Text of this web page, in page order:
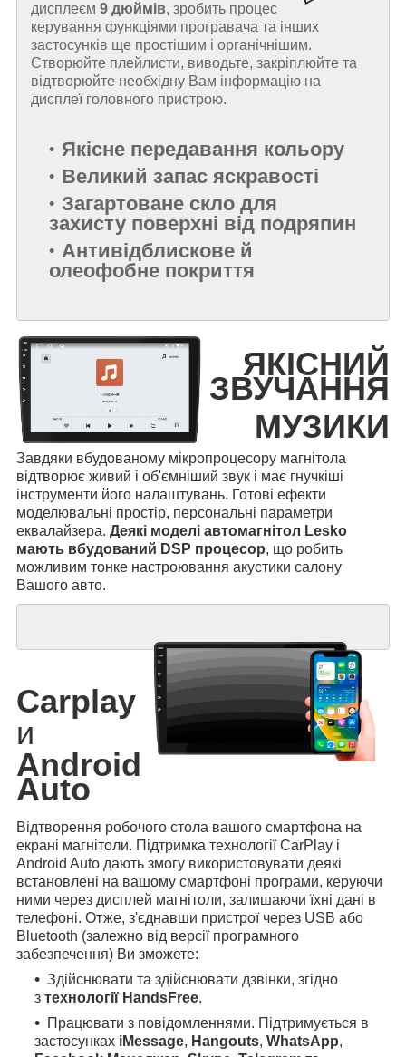
дисплеєм 9 дюймів, зробить процес
керування функціями програвача та інших
застосунків ще простішим і органічнішим.
Створюйте плейлисти, виводьте, закріплюйте та
відтворюйте необхідну Вам інформацію на
дисплеї головного пристрою.
Якісне передавання кольору
Великий запас яскравості
Загартоване скло для
захисту поверхні від подряпин
Антивідблискове й
олеофобне покриття
ЯКІСНИЙ
ЗВУЧАННЯ
МУЗИКИ
Завдяки вбудованому мікропроцесору магнітола
відтворює живий і об'ємніший звук і має гнучкіші
інструменти його налаштувань. Готові ефекти
моделювальні простір, персональні параметри
еквалайзера. Деякі моделі автомагнітол Lesko
мають вбудований DSP процесор, що робить
можливим тонке настроювання акустики салону
Вашого авто.
Carplay
и
Android
Auto
Відтворення робочого стола вашого смартфона на
екрані магнітоли. Підтримка технології CarPlay і
Android Auto дають змогу використовувати деякі
встановлені на вашому смартфоні програми, керуючи
ними через дисплей магнітоли, залишаючи їхні дані в
телефоні. Отже, з'єднавши пристрої через USB або
Bluetooth (залежно від версії програмного
забезпечення) Ви зможете:
Здійснювати та здійснювати дзвінки, згідно
з технології HandsFree.
Працювати з повідомленнями. Підтримується в
застосунках iMessage, Hangouts, WhatsApp,